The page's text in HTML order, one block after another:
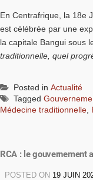
En Centrafrique, la 18e
est célébrée par une
la capitale Bangui sous
traditionnelle, quel
Posted in Actualité
Tagged
Médecine traditionnelle
RCA : le gouvernement
POSTED ON 19 JUIN